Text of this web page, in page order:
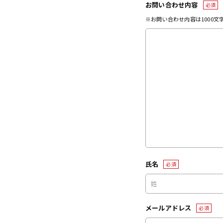
お問い合わせ内容 必須
※お問い合わせ内容は1000文
氏名 必須
メールアドレス 必須